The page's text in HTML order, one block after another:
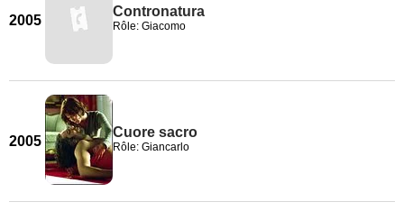
2005
Contronatura
Rôle: Giacomo
2005
Cuore sacro
Rôle: Giancarlo